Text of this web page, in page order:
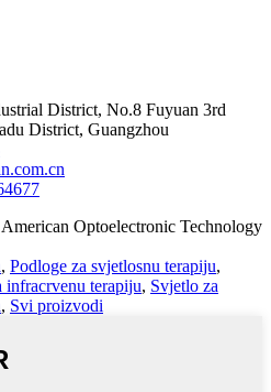
District, No.8 Fuyuan 3rd
District, Guangzhou
Optoelectronic Technology
, Podloge za svjetlosnu terapiju,
infracrvenu terapiju, Svjetlo za
, Svi proizvodi